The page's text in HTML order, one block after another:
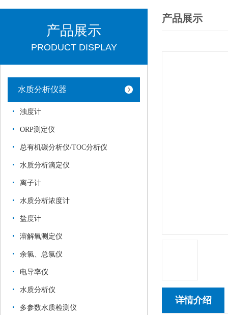
产品展示
PRODUCT DISPLAY
水质分析仪器
浊度计
ORP测定仪
总有机碳分析仪/TOC分析仪
水质分析滴定仪
离子计
水质分析浓度计
盐度计
溶解氧测定仪
余氯、总氯仪
电导率仪
水质分析仪
多参数水质检测仪
产品展示
详情介绍